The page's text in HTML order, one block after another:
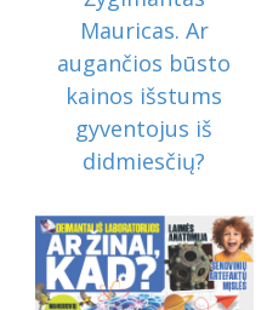
Mauricas. Ar
augančios būsto
kainos išstums
gyventojus iš
didmiesčių?